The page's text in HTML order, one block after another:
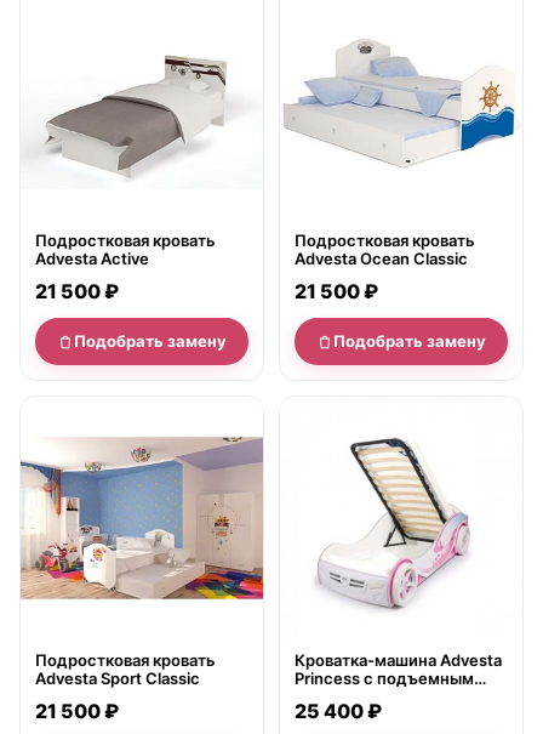
Подростковая кровать
Advesta Active
21 500 ₽
Подобрать замену
Подростковая кровать
Advesta Ocean Classic
21 500 ₽
Подобрать замену
Подростковая кровать
Advesta Sport Classic
21 500 ₽
Кроватка-машина Advesta
Princess c подъемным
25 400 ₽